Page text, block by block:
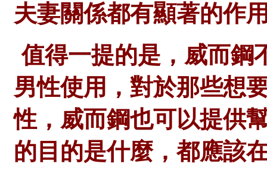
夫妻關係都有顯著的作
值得一提的是，威而鋼
男性使用，對於那些想
性，威而鋼也可以提供
的目的是什麼，都應該